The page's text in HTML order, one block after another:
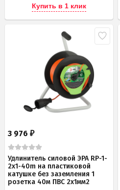
Купить в 1 клик
3 976 ₽
Удлинитель силовой ЭРА RP-1-
2x1-40m на пластиковой
катушке без заземления 1
розетка 40м ПВС 2x1мм2